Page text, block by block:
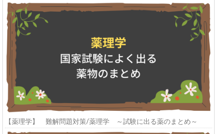
【薬理学】 難解問題対策/薬理学 ～試験に出る薬のまとめ～